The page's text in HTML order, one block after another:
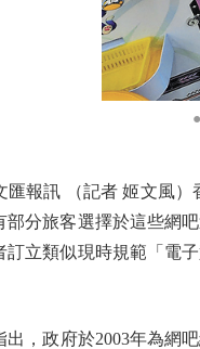
訊 （記者 姬文風）香
部分旅客選擇於這些網
訂立類似現時規範「電
政府於2003年為網吧